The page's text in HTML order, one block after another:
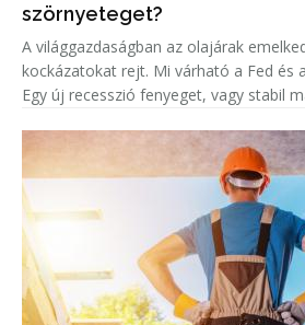
szörnyeteget?
A világgazdaságban az olajárak
kockázatokat rejt. Mi várható a Fed és
Egy új recesszió fenyeget, vagy stabil